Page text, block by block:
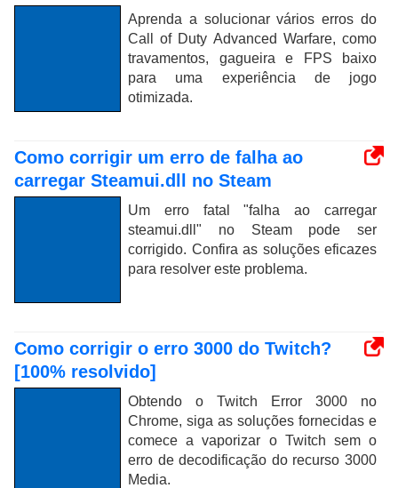
Aprenda a solucionar vários erros do
Call of Duty Advanced Warfare, como
travamentos, gagueira e FPS baixo
para uma experiência de jogo
otimizada.
Como corrigir um erro de falha ao
carregar Steamui.dll no Steam
Um erro fatal "falha ao carregar
steamui.dll" no Steam pode ser
corrigido. Confira as soluções eficazes
para resolver este problema.
Como corrigir o erro 3000 do Twitch?
[100% resolvido]
Obtendo o Twitch Error 3000 no
Chrome, siga as soluções fornecidas e
comece a vaporizar o Twitch sem o
erro de decodificação do recurso 3000
Media.